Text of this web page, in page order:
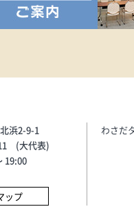
浜2-9-1
(大代表)
19:00
ップ
わさだ